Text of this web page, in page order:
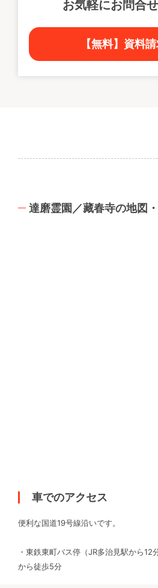
お気軽にお問合
【無料】資料
達磨霊園／藏春寺の地図
車でのアクセス
便利な国道19号線沿いです。
・東鉄東町バス停（JR多治見駅から12
から徒歩5分